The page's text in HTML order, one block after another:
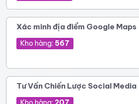
Xác minh địa điểm Google Maps
Kho hàng: 567
Tư Vấn Chiến Lược Social Media